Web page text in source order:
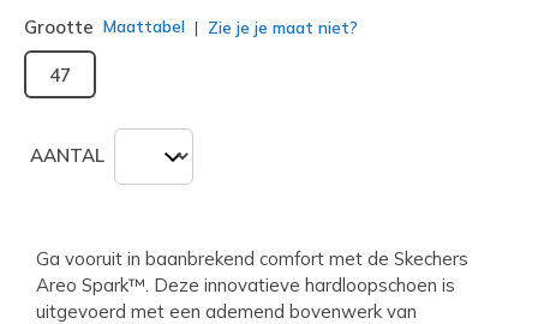
Grootte Maattabel Zie je je maat niet?
47
AANTAL
Ga vooruit in baanbrekend comfort met de Skechers
Areo Spark™. Deze innovatieve hardloopschoen is
uitgevoerd met een ademend bovenwerk van